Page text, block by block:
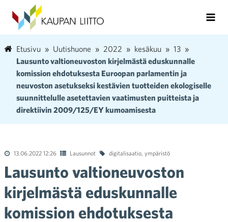
Etusivu Uutishuone 2022 kesäkuu
13
Lausunto valtioneuvoston kirjelmästä eduskunnalle
komission ehdotuksesta Euroopan parlamentin ja
neuvoston asetukseksi kestävien tuotteiden ekologiselle
suunnittelulle asetettavien vaatimusten puitteista ja
direktiivin 2009/125/EY kumoamisesta
13.06.2022 12:26 Lausunnot digitalisaatio, ympäristö
Lausunto valtioneuvoston
kirjelmästä eduskunnalle
komission ehdotuksesta